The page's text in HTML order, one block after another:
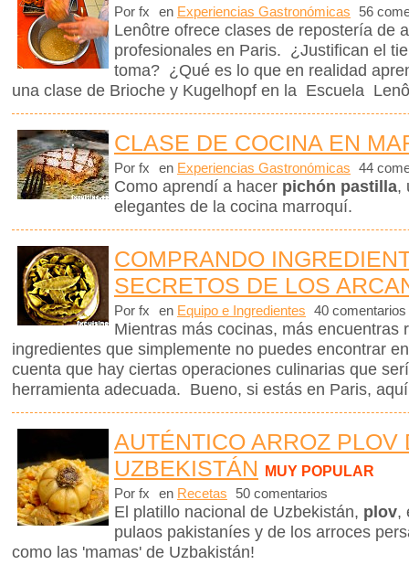
Por fx en Experiencias Gastronómicas 56
Lenôtre ofrece clases de repostería de
profesionales en Paris. ¿Justifican el
toma? ¿Qué es lo que en realidad
una clase de Brioche y Kugelhopf en la Escuela
CLASE DE COCINA EN
Por fx en Experiencias Gastronómicas 44
Como aprendí a hacer pichón pastilla,
elegantes de la cocina marroquí.
COMPRANDO
SECRETOS DE LOS
Por fx en Equipo e Ingredientes 40 comentarios
Mientras más cocinas, más encuentras
ingredientes que simplemente no puedes encontrar
cuenta que hay ciertas operaciones culinarias que
herramienta adecuada. Bueno, si estás en Paris,
AUTÉNTICO ARROZ PLOV
UZBEKISTÁN
MUY POPULAR
Por fx en Recetas 50 comentarios
El platillo nacional de Uzbekistán, plov,
pulaos pakistaníes y de los arroces
como las 'mamas' de Uzbakistán!